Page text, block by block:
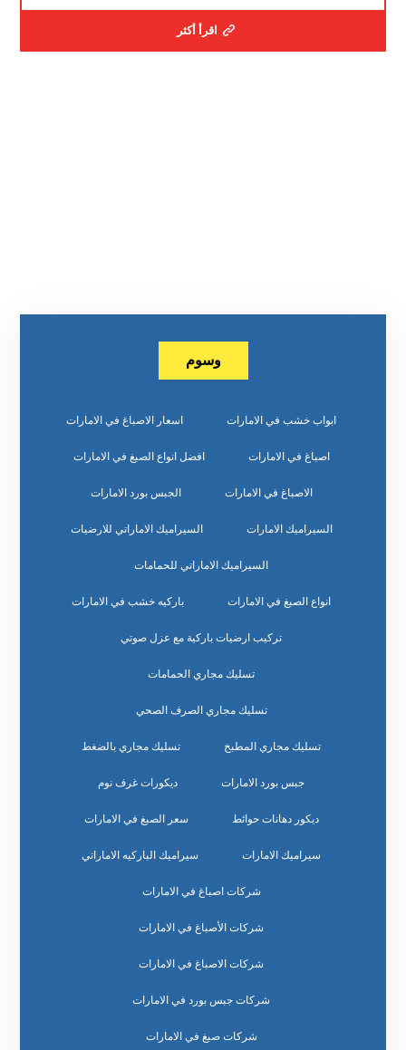
اقرأ أكثر
وسوم
ابواب خشب في الامارات اسعار الاصباغ في الامارات
اصباغ في الامارات افضل انواع الصبغ في الامارات
الاصباغ في الامارات الجبس بورد الامارات
السيراميك الامارات السيراميك الاماراتي للارضيات
السيراميك الاماراتي للحمامات
انواع الصبغ في الامارات باركيه خشب في الامارات
تركيب ارضيات باركية مع عزل صوتي
تسليك مجاري الحمامات
تسليك مجاري الصرف الصحي
تسليك مجاري المطبخ تسليك مجاري بالضغط
جبس بورد الامارات ديكورات غرف نوم
ديكور دهانات حوائط سعر الصبغ في الامارات
سيراميك الامارات سيراميك الباركيه الاماراتي
شركات اصباغ في الامارات
شركات الأصباغ في الامارات
شركات الاصباغ في الامارات
شركات جبس بورد في الامارات
شركات صبغ في الامارات